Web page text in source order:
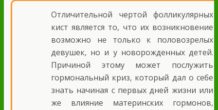
Отличительной чертой фолликулярных
кист является то, что их возникновение
возможно не только к половозрелых
девушек, но и у новорожденных детей.
Причиной этому может послужить
гормональный криз, который дал о себе
знать начиная с первых дней жизни или
же влияние материнских гормонов,